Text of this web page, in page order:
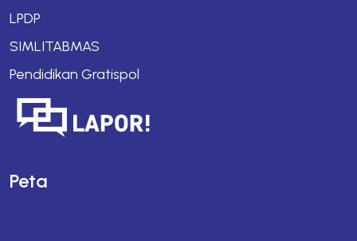
LPDP
SIMLITABMAS
Pendidikan Gratispol
Peta